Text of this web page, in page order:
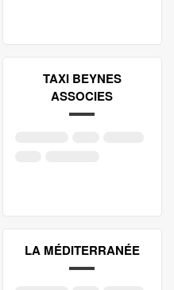
TAXI BEYNES
ASSOCIES
LA MÉDITERRANÉE